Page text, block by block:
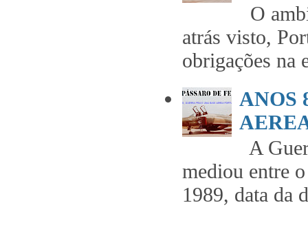
O
atrás visto,
obrigações na
ANOS
A
mediou entre
1989, data da